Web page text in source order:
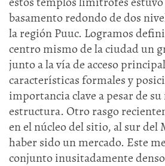
basamento redondo de dos
la región Puuc. Logramos
centro mismo de la ciudad un
junto a la vía de acceso
características formales y
importancia clave a pesar de
estructura. Otro rasgo
en el núcleo del sitio, al sur del
haber sido un mercado. Este
conjunto inusitadamente